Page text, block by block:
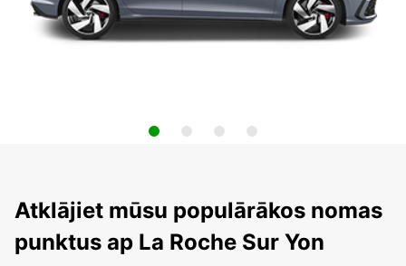
Atklājiet mūsu populārākos nomas
punktus ap La Roche Sur Yon